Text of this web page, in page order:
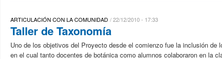
ARTICULACIÓN CON LA COMUNIDAD 22/12/2010 - 17:33
Taller de Taxonomía
Uno de los objetivos del Proyecto desde el comienzo fue la inclusión
en el cual tanto docentes de botánica como alumnos colaboraron en la